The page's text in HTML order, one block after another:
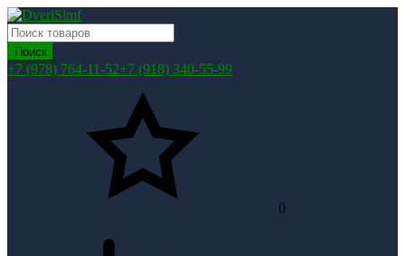
Поиск
+7 (978) 764-11-52+7 (918) 340-55-99
0